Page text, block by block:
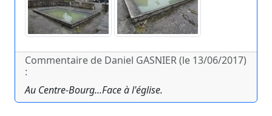
Commentaire de Daniel GASNIER (le 13/06/2017)
:
Au Centre-Bourg...Face à l'église.